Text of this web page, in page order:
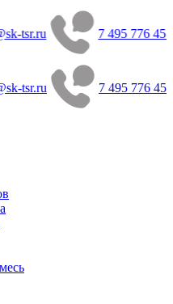
tsr.ru 7 495 776 45
tsr.ru 7 495 776 45